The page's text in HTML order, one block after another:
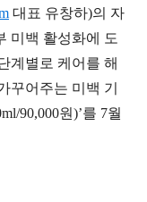
대표 유창하)의 자
미백 활성화에
도
계별로 케어를 해
꾸어주는 미백 기
90,000원)’를 7월